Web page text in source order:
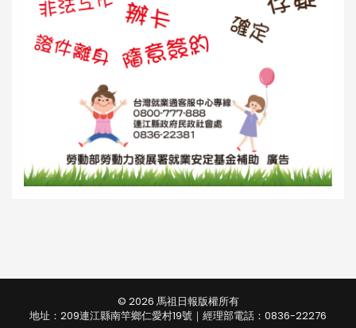
© 2026 馬祖日報版權所有
地址：209連江縣南竿鄉仁愛村19號｜經理部電話：0836-22276